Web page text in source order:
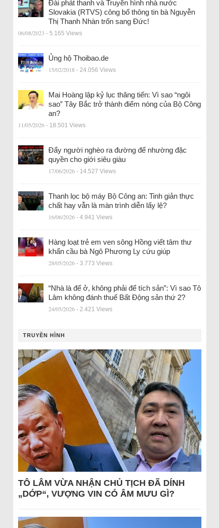
Đài phát thanh và Truyền hình nhà nước
Slovakia (RTVS) công bố thông tin bà Nguyễn
Thị Thanh Nhàn trốn sang Đức!
06/08/2023 - 5.165 Views
Ủng hộ Thoibao.de
15/02/2018 - 24.056 Views
Mai Hoàng lập kỷ lục thăng tiến: Vì sao “ngôi
sao” Tây Bắc trở thành điểm nóng của Bộ Công
an?
11/05/2026 - 18.501 Views
Đẩy người nghèo ra đường để nhường đặc
quyền cho giới siêu giàu
17/06/2026 - 14.527 Views
Thanh lọc bộ máy Bộ Công an: Tinh giản thực
chất hay vẫn là màn trình diễn lấy lệ?
16/06/2026 - 4.941 Views
Hàng loạt trẻ em ven sông Hồng viết tâm thư
khẩn cầu bà Ngô Phương Ly cứu giúp
28/05/2026 - 3.773 Views
“Nhà là để ở, không phải để tích sản”: Vì sao Tô
Lâm không đánh thuế Bất Động sản thứ 2?
24/05/2026 - 2.421 Views
TRUYỀN HÌNH
TÔ LÂM VỪA NHẬN CHỦ TỊCH ĐÃ DÍNH
„DỚP“, VƯỢNG VIN CÓ ÂM MƯU GÌ?